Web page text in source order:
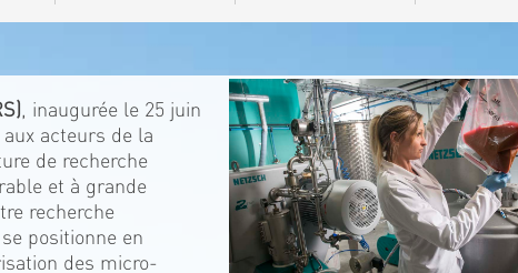
, inaugurée le 25 juin
acteurs de la
de recherche
et à grande
recherche
positionne en
des micro-